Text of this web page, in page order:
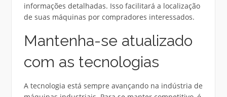
informações detalhadas. Isso facilitará a localização
de suas máquinas por compradores interessados.
Mantenha-se atualizado
com as tecnologias
A tecnologia está sempre avançando na indústria de